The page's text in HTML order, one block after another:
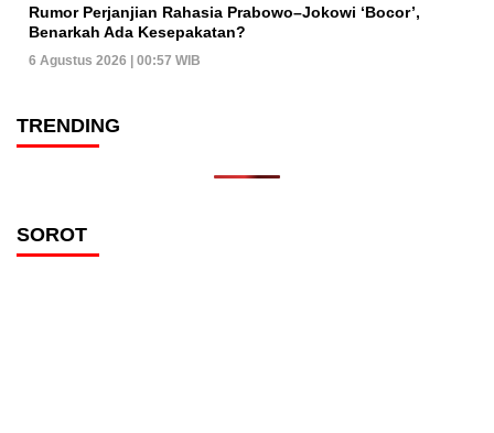
Rumor Perjanjian Rahasia Prabowo–Jokowi ‘Bocor’,
Benarkah Ada Kesepakatan?
6 Agustus 2026 | 00:57 WIB
TRENDING
SOROT